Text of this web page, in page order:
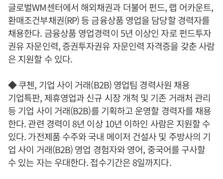
글로벌WM센터에서 해외채권과 더불어 펀드, 랩 어카운트,
환매조건부채권(RP) 등 금융상품 영업을 담당할 경력자를
채용한다. 금융상품 영업경력이 5년 이상인 자로 펀드투자
권유 자문인력, 증권투자권유 자문인력 자격증을 갖춘 사람
은 지원할 수 있다.
◆ 쿠첸, 기업 사이 거래(B2B) 영업팀 경력사원 채용
기업특판, 제휴영업과 신규 시장 개척 및 기존 거래처 관리
등 기업 사이 거래(B2B)를 기획하고 운영할 경력자를 채용
한다. 관련 경력이 8년 이상 10년 이하인 사람은 지원할 수
있다. 가전제품 수주와 국내 메이저 건설사 및 주방사의 기
업 사이 거래(B2B) 영업 경험자와 영어, 중국어를 구사할
수 있는 자는 우대한다. 접수기간은 8일까지다.